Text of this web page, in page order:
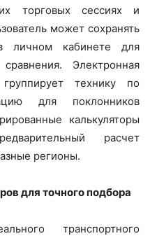
торговых сессиях и
может сохранять
личном кабинете для
Электронная
технику по
для поклонников
калькуляторы
расчет
регионы.
для точного подбора
транспортного